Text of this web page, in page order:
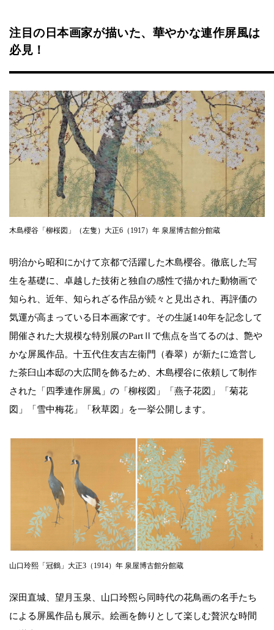
注目の日本画家が描いた、華やかな連作屏風は
必見！
木島櫻谷「柳桜図」（左隻）大正6（1917）年 泉屋博古館分館蔵
明治から昭和にかけて京都で活躍した木島櫻谷。徹底した写
生を基礎に、卓越した技術と独自の感性で描かれた動物画で
知られ、近年、知られざる作品が続々と見出され、再評価の
気運が高まっている日本画家です。その生誕140年を記念して
開催された大規模な特別展のPartⅡで焦点を当てるのは、艶や
かな屏風作品。十五代住友吉左衞門（春翠）が新たに造営し
た茶臼山本邸の大広間を飾るため、木島櫻谷に依頼して制作
された「四季連作屏風」の「柳桜図」「燕子花図」「菊花
図」「雪中梅花」「秋草図」を一挙公開します。
山口玲熙「冠鶴」大正3（1914）年 泉屋博古館分館蔵
深田直城、望月玉泉、山口玲煕ら同時代の花鳥画の名手たち
による屏風作品も展示。絵画を飾りとして楽しむ贅沢な時間